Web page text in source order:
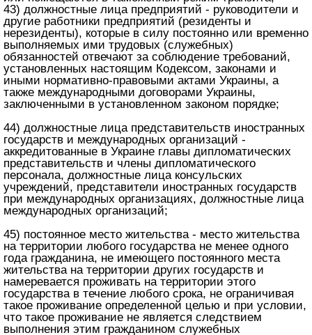
43) должностные лица предприятий - руководители и
другие работники предприятий (резиденты и
нерезиденты), которые в силу постоянно или временно
выполняемых ими трудовых (служебных)
обязанностей отвечают за соблюдение требований,
установленных настоящим Кодексом, законами и
иными нормативно-правовыми актами Украины, а
также международными договорами Украины,
заключенными в установленном законом порядке;
44) должностные лица представительств иностранных
государств и международных организаций -
аккредитованные в Украине главы дипломатических
представительств и члены дипломатического
персонала, должностные лица консульских
учреждений, представители иностранных государств
при международных организациях, должностные лица
международных организаций;
45) постоянное место жительства - место жительства
на территории любого государства не менее одного
года гражданина, не имеющего постоянного места
жительства на территории других государств и
намеревается проживать на территории этого
государства в течение любого срока, не ограничивая
такое проживание определенной целью и при условии,
что такое проживание не является следствием
выполнения этим гражданином служебных